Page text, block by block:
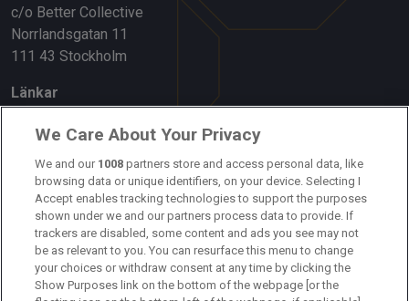
c/o Better Collective
Norrlandsgatan 11
111 43 Stockholm
Länkar
Om oss
Kontakta oss
Kundtjänst
Sponsor: Rekatochklart
Annonsera på Fotbolldirekt
We Care About Your Privacy
We and our 1008 partners store and access personal data, like
browsing data or unique identifiers, on your device. Selecting I
Accept enables tracking technologies to support the purposes
shown under we and our partners process data to provide. If
trackers are disabled, some content and ads you see may not
be as relevant to you. You can resurface this menu to change
your choices or withdraw consent at any time by clicking the
Show Purposes link on the bottom of the webpage [or the